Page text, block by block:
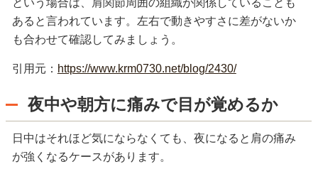
あると言われています。左右で動きやすさに差がないか
も合わせて確認してみましょう。
引用元： https://www.krm0730.net/blog/2430/
夜中や朝方に痛みで目が覚めるか
日中はそれほど気にならなくても、夜になると肩の痛み
が強くなるケースがあります。